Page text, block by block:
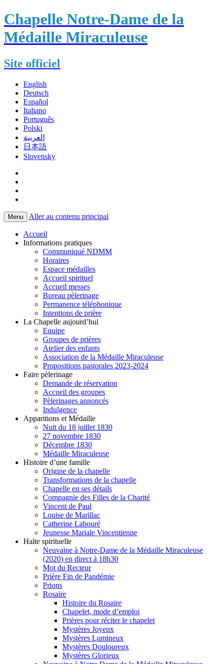
Chapelle Notre-Dame de la
Médaille Miraculeuse
Site officiel
English
Deutsch
Español
Italiano
Português
Polski
العربية
日本語
Slovensky
Menu Aller au contenu principal
Accueil
Informations pratiques
Communiqué NDMM
Horaires
Espace médailles
Accueil spirituel
Accueil messes
Bureau pèlerinage
Permanence téléphonique
Intentions de prière
La Chapelle aujourd’hui
Equipe
Groupes de prières
Atelier des enfants
Association de la Médaille Miraculeuse
Propositions pastorales 2023-2024
Faire pèlerinage
Demande de réservation
Accueil des groupes
Pèlerinages annoncés
Indulgence
Apparitions et Médaille
Nuit du 18 juillet 1830
27 novembre 1830
Décembre 1830
Médaille Miraculeuse
Histoire d’une famille
Origine de la chapelle
Transformations de la chapelle
Chapelle en ses détails
Compagnie des Filles de la Charité
Vincent de Paul
Louise de Marillac
Catherine Labouré
Jeunesse Mariale Vincentienne
Halte spirituelle
Neuvaine à Notre-Dame de la Médaille Miraculeuse
(2020) en direct à 18h30
Mot du Recteur
Prière Fin de Pandémie
Prions
Rosaire
Histoire du Rosaire
Chapelet, mode d’emploi
Prières pour réciter le chapelet
Mystères Joyeux
Mystères Lumineux
Mystères Douloureux
Mystères Glorieux